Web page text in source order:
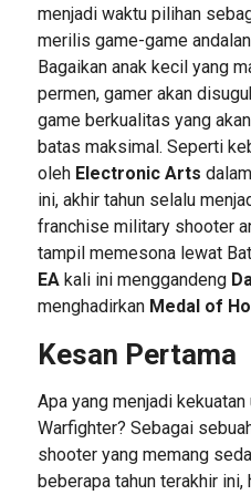
menjadi waktu pilihan
merilis game-game
Bagaikan anak kecil yang
permen, gamer akan
game berkualitas yang
batas maksimal. Seperti
oleh Electronic Arts
ini, akhir tahun selalu
franchise military shooter
tampil memesona lewat
EAkali ini menggandeng
menghadirkan Medal of
Kesan Pertama
Apa yang menjadi
Warfighter? Sebagai
shooter yang memang
beberapa tahun terakhir